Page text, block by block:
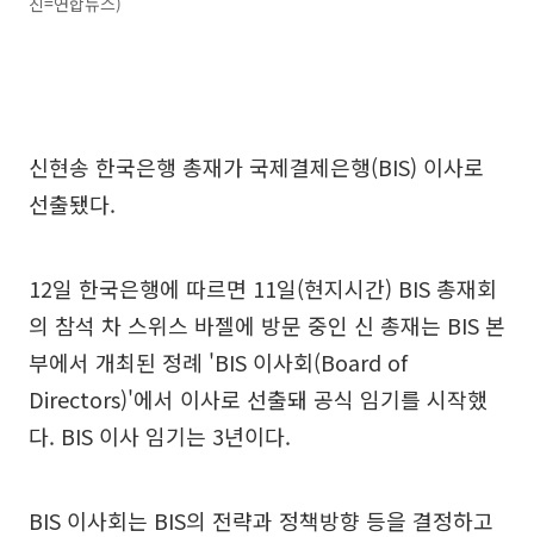
신현송 한국은행 총재가 국제결제은행(BIS) 이사로
선출됐다.
12일 한국은행에 따르면 11일(현지시간) BIS 총재회
의 참석 차 스위스 바젤에 방문 중인 신 총재는 BIS 본
부에서 개최된 정례 'BIS 이사회(Board of
Directors)'에서 이사로 선출돼 공식 임기를 시작했
다. BIS 이사 임기는 3년이다.
BIS 이사회는 BIS의 전략과 정책방향 등을 결정하고